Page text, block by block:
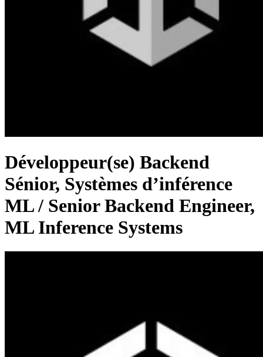
Développeur(se) Backend
Sénior, Systèmes d’inférence
ML / Senior Backend Engineer,
ML Inference Systems